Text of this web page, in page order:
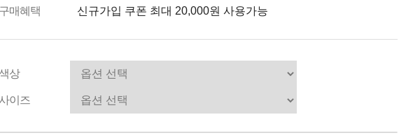
구매혜택 신규가입 쿠폰 최대 20,000원 사용가능
상
사이즈